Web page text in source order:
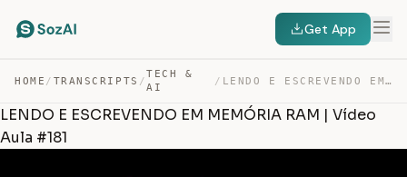
Get App
HOME / TRANSCRIPTS /
TECH &
AI
/ LENDO E ESCREVENDO EM MEMÓRIA RAM | VÍDEO AULA #181 — TRANSCRIPT
LENDO E ESCREVENDO EM MEMÓRIA RAM | Vídeo
Aula #181